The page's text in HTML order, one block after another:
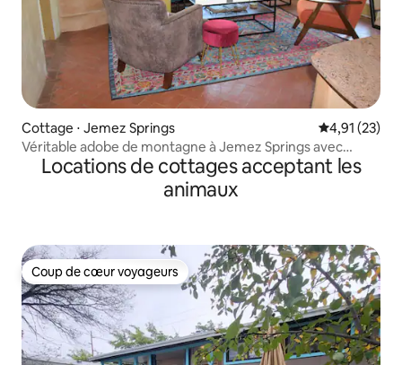
Cottage ⋅ Jemez Springs Évaluation
4,91 (23)
Véritable adobe de montagne à Jemez Springs avec
jacuzzi
Locations de cottages acceptant les
animaux
Coup de cœur voyageurs
Coup de cœur voyageurs